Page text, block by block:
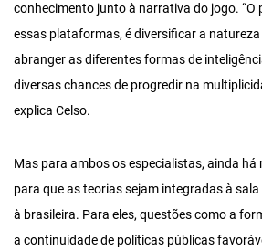
conhecimento junto à narrativa do jogo. “O
essas plataformas, é diversificar a
abranger as diferentes formas de
diversas chances de progredir na
explica Celso.
Mas para ambos os especialistas, ainda há
para que as teorias sejam integradas à
à brasileira. Para eles, questões como a
a continuidade de políticas públicas